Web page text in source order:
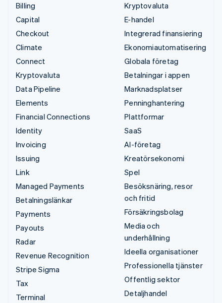
Billing
Capital
Checkout
Climate
Connect
Kryptovaluta
Data Pipeline
Elements
Financial Connections
Identity
Invoicing
Issuing
Link
Managed Payments
Betalningslänkar
Payments
Payouts
Radar
Revenue Recognition
Stripe Sigma
Tax
Terminal
Kryptovaluta
E-handel
Integrerad finansiering
Ekonomiautomatisering
Globala företag
Betalningar i appen
Marknadsplatser
Penninghantering
Plattformar
SaaS
AI-företag
Kreatörsekonomi
Spel
Besöksnäring, resor
och fritid
Försäkringsbolag
Media och
underhållning
Ideella organisationer
Professionella tjänster
Offentlig sektor
Detaljhandel